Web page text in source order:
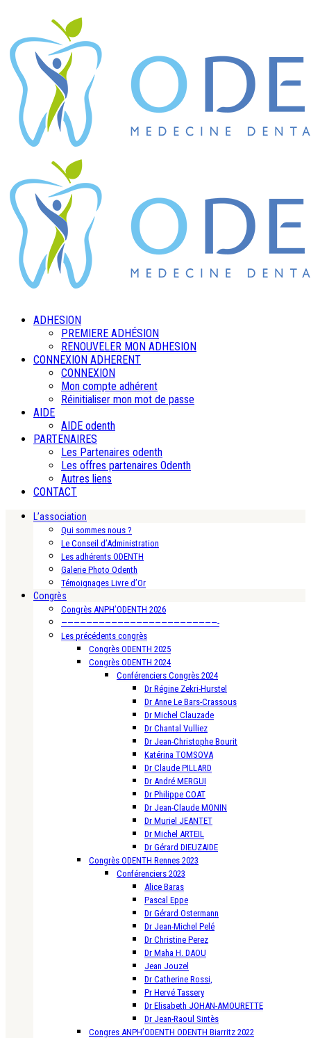
ADHESION
PREMIERE ADHÉSION
RENOUVELER MON ADHESION
CONNEXION ADHERENT
CONNEXION
Mon compte adhérent
Réinitialiser mon mot de passe
AIDE
AIDE odenth
PARTENAIRES
Les Partenaires odenth
Les offres partenaires Odenth
Autres liens
CONTACT
L’association
Qui sommes nous ?
Le Conseil d’Administration
Les adhérents ODENTH
Galerie Photo Odenth
Témoignages Livre d’Or
Congrès
Congrès ANPH’ODENTH 2026
—————————————————————————-
Les précédents congrès
Congrès ODENTH 2025
Congrès ODENTH 2024
Conférenciers Congrès 2024
Dr Régine Zekri-Hurstel
Dr Anne Le Bars-Crassous
Dr Michel Clauzade
Dr Chantal Vulliez
Dr Jean-Christophe Bourit
Katérina TOMSOVA
Dr Claude PILLARD
Dr André MERGUI
Dr Philippe COAT
Dr Jean-Claude MONIN
Dr Muriel JEANTET
Dr Michel ARTEIL
Dr Gérard DIEUZAIDE
Congrès ODENTH Rennes 2023
Conférenciers 2023
Alice Baras
Pascal Eppe
Dr Gérard Ostermann
Dr Jean-Michel Pelé
Dr Christine Perez
Dr Maha H. DAOU
Jean Jouzel
Dr Catherine Rossi,
Pr Hervé Tassery
Dr Elisabeth JOHAN-AMOURETTE
Dr Jean-Raoul Sintès
Congres ANPH’ODENTH ODENTH Biarritz 2022